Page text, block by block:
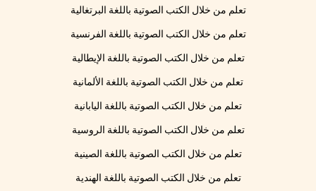
تعلم من خلال الكتب الصوتية باللغة البرتغالية
تعلم من خلال الكتب الصوتية باللغة الفرنسية
تعلم من خلال الكتب الصوتية باللغة الإيطالية
تعلم من خلال الكتب الصوتية باللغة الألمانية
تعلم من خلال الكتب الصوتية باللغة اليابانية
تعلم من خلال الكتب الصوتية باللغة الروسية
تعلم من خلال الكتب الصوتية باللغة الصينية
تعلم من خلال الكتب الصوتية باللغة الهندية